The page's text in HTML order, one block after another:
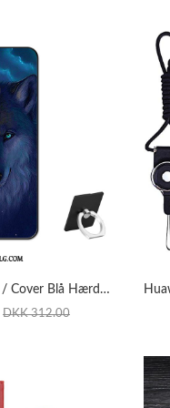
Huawei P Smart Z Etui / Cover Blå Hærdning Blød Net Red Skridsikre
DKK 312.00